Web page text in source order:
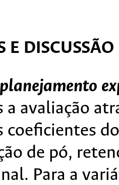
E DISCUSSÃO
a avaliação
coeficientes
de pó,
Para a